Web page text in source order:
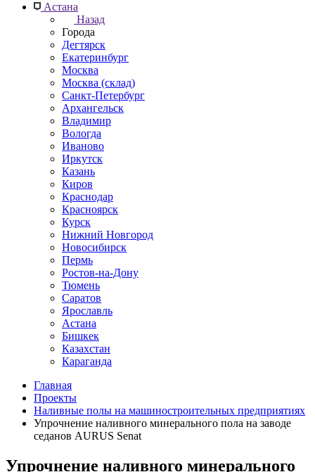
Астана
Назад
Города
Дегтярск
Екатеринбург
Москва
Москва (склад)
Санкт-Петербург
Архангельск
Владимир
Вологда
Иваново
Иркутск
Казань
Киров
Краснодар
Красноярск
Курск
Нижний Новгород
Новосибирск
Пермь
Ростов-на-Дону
Тюмень
Саратов
Ярославль
Астана
Бишкек
Казахстан
Караганда
Главная
Проекты
Наливные полы на машиностроительных предприятиях
Упрочнение наливного минерального пола на заводе
седанов AURUS Senat
Упрочнение наливного минерального